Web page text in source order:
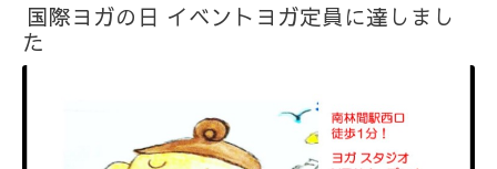
国際ヨガの日 イベントヨガ定員に達しまし
た